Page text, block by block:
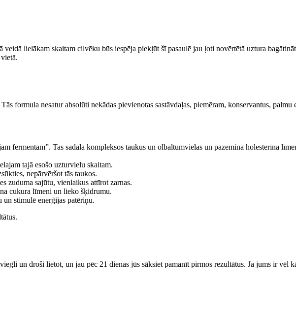
lielākam skaitam cilvēku būs iespēja piekļūt šī pasaulē jau ļoti novērtētā uztura
formula nesatur absolūti nekādas pievienotas sastāvdaļas, piemēram, konservantus,
fermentam”. Tas sadala kompleksos taukus un olbaltumvielas un pazemina holesterīna
tajā esošo uzturvielu skaitam.
nepārvēršot tās taukos.
zuduma sajūtu, vienlaikus attīrot zarnas.
cukura līmeni un lieko šķidrumu.
stimulē enerģijas patēriņu.
un droši lietot, un jau pēc 21 dienas jūs sāksiet pamanīt pirmos rezultātus. Ja jums ir vēl